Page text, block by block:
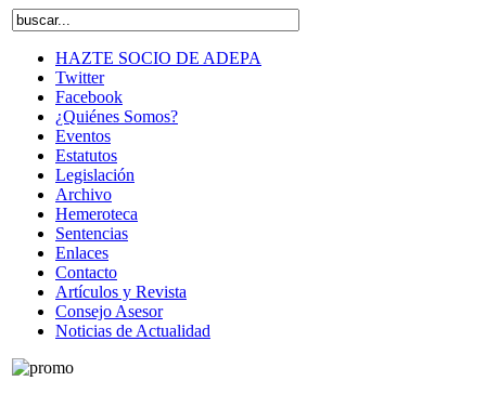
HAZTE SOCIO DE ADEPA
Twitter
Facebook
¿Quiénes Somos?
Eventos
Estatutos
Legislación
Archivo
Hemeroteca
Sentencias
Enlaces
Contacto
Artículos y Revista
Consejo Asesor
Noticias de Actualidad